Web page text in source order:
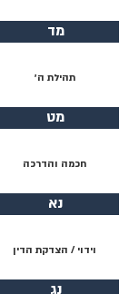
מד
תהילת ה׳
מט
חכמה והדרכה
נא
וידוי / הצדקת הדין
נג